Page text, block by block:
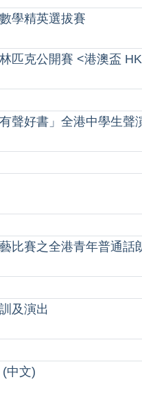
學精英選拔賽
匹克公開賽 <港澳盃
聲好書」全港中學生聲
比賽之全港青年普通話
及演出
中文)